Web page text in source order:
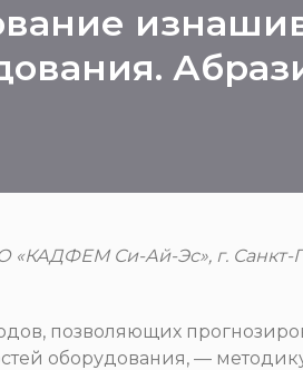
«КАДФЕМ Си-Ай-Эс», г. Санкт-
позволяющих
оборудования, —